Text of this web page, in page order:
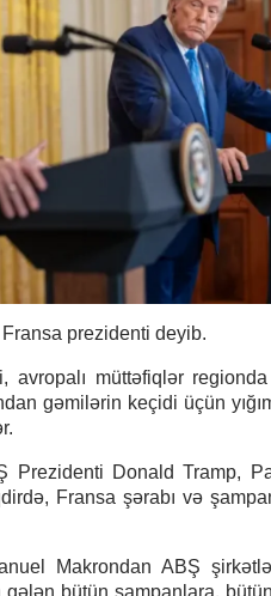
prezidenti deyib.
müttəfiqlər
gəmilərin keçidi üçün
Donald Tramp,
Fransa şərabı və
Makrondan ABŞ
bütün şampanlara,